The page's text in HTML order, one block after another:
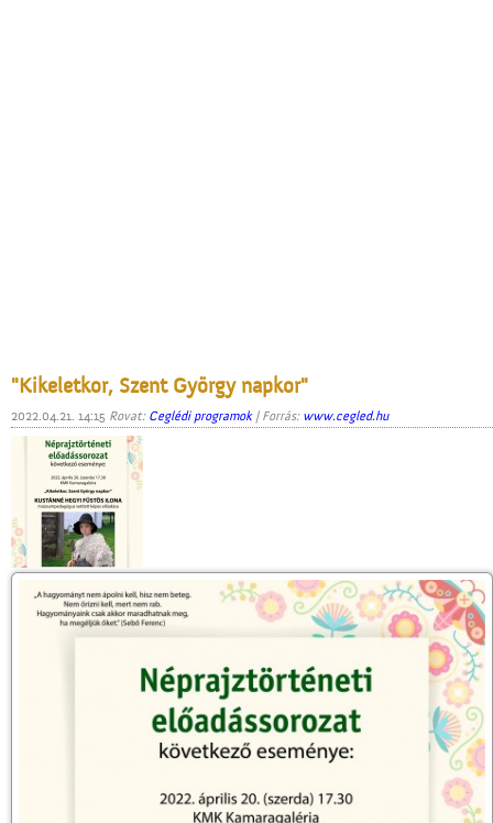
"Kikeletkor, Szent György napkor"
2022.04.21. 14:15 Rovat: Ceglédi programok| Forrás: www.cegled.hu